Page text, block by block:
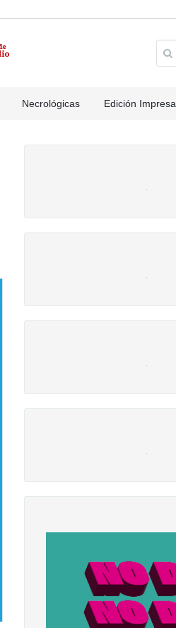
Necrológicas Edición Impresa